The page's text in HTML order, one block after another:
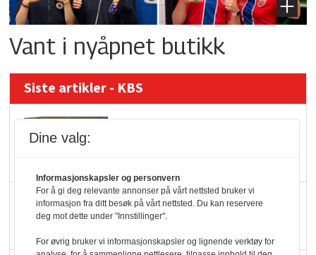
Vant i nyåpnet butikk
Siste artikler - KBS
Mat er viktigere enn
Ti bensinstasjoner
legger ned hver måned
Dine valg:
Informasjonskapsler og personvern
For å gi deg relevante annonser på vårt nettsted bruker vi
informasjon fra ditt besøk på vårt nettsted. Du kan reservere
deg mot dette under "Innstillinger".
For øvrig bruker vi informasjonskapsler og lignende verktøy for